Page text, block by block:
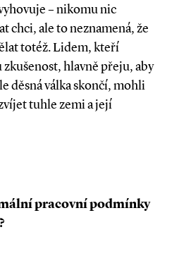
– nikomu nic
chci, ale to neznamená, že
totéž. Lidem, kteří
hlavně přeju, aby
děsná válka skončí, mohli
tuhle zemi a její
pracovní podmínky